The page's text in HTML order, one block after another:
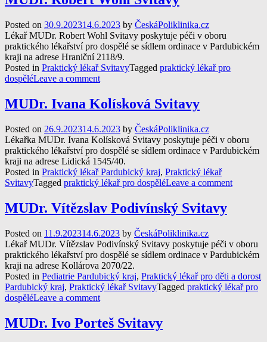
Posted on 30.9.202314.6.2023 by ČeskáPoliklinika.cz
Lékař MUDr. Robert Wohl Svitavy poskytuje péči v oboru
praktického lékařství pro dospělé se sídlem ordinace v Pardubickém
kraji na adrese Hraniční 2118/9.
Posted in Praktický lékař SvitavyTagged praktický lékař pro
dospěléLeave a comment
MUDr. Ivana Kolísková Svitavy
Posted on 26.9.202314.6.2023 by ČeskáPoliklinika.cz
Lékařka MUDr. Ivana Kolísková Svitavy poskytuje péči v oboru
praktického lékařství pro dospělé se sídlem ordinace v Pardubickém
kraji na adrese Lidická 1545/40.
Posted in Praktický lékař Pardubický kraj, Praktický lékař
SvitavyTagged praktický lékař pro dospěléLeave a comment
MUDr. Vítězslav Podivínský Svitavy
Posted on 11.9.202314.6.2023 by ČeskáPoliklinika.cz
Lékař MUDr. Vítězslav Podivínský Svitavy poskytuje péči v oboru
praktického lékařství pro dospělé se sídlem ordinace v Pardubickém
kraji na adrese Kollárova 2070/22.
Posted in Pediatrie Pardubický kraj, Praktický lékař pro děti a dorost
Pardubický kraj, Praktický lékař SvitavyTagged praktický lékař pro
dospěléLeave a comment
MUDr. Ivo Porteš Svitavy